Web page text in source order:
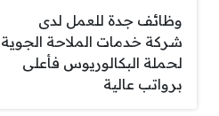
وظائف جدة للعمل لدى
شركة خدمات الملاحة الجوية
لحملة البكالوريوس فأعلى
برواتب عالية